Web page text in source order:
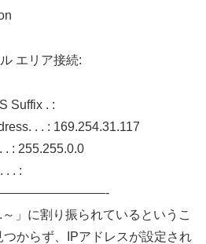
エリア接続:
Suffix . :
. . : 169.254.31.117
. : 255.255.0.0
. . :
」に割り振られているというこ
からず、IPアドレスが設定され